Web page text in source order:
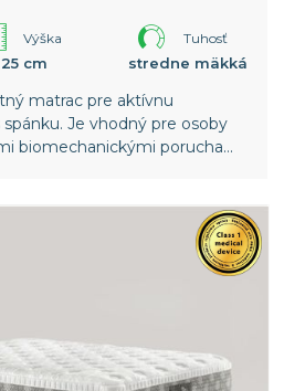
Výška
25 cm
Tuhosť
stredne mäkká
matrac pre aktívnu
Je vhodný pre osoby
biomechanickými poruchami